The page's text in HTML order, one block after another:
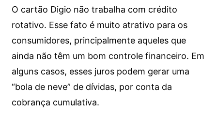
O cartão Digio não trabalha com crédito
rotativo. Esse fato é muito atrativo para os
consumidores, principalmente aqueles que
ainda não têm um bom controle financeiro. Em
alguns casos, esses juros podem gerar uma
“bola de neve” de dívidas, por conta da
cobrança cumulativa.